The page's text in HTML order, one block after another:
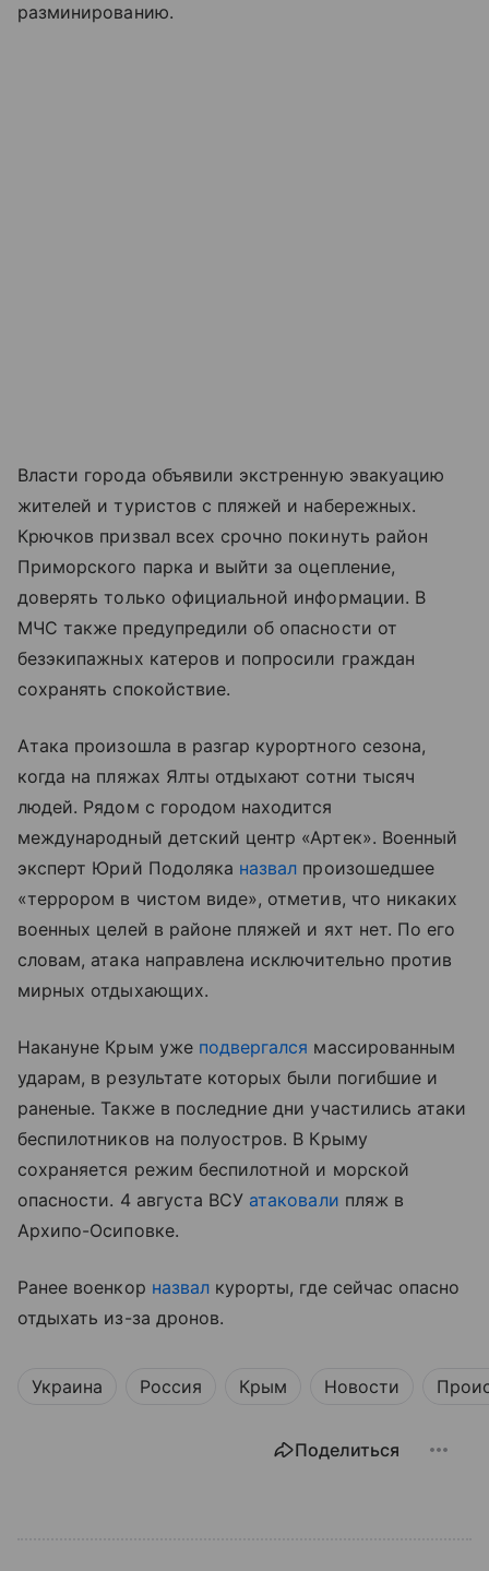
разминированию.
Власти города объявили экстренную эвакуацию
жителей и туристов с пляжей и набережных.
Крючков призвал всех срочно покинуть район
Приморского парка и выйти за оцепление,
доверять только официальной информации. В
МЧС также предупредили об опасности от
безэкипажных катеров и попросили граждан
сохранять спокойствие.
Атака произошла в разгар курортного сезона,
когда на пляжах Ялты отдыхают сотни тысяч
людей. Рядом с городом находится
международный детский центр «Артек». Военный
эксперт Юрий Подоляка назвал произошедшее
«террором в чистом виде», отметив, что никаких
военных целей в районе пляжей и яхт нет. По его
словам, атака направлена исключительно против
мирных отдыхающих.
Накануне Крым уже подвергался массированным
ударам, в результате которых были погибшие и
раненые. Также в последние дни участились атаки
беспилотников на полуостров. В Крыму
сохраняется режим беспилотной и морской
опасности. 4 августа ВСУ атаковали пляж в
Архипо-Осиповке.
Ранее военкор назвалкурорты, где сейчас опасно
отдыхать из-за дронов.
Украина Россия Крым Новости
Поделиться